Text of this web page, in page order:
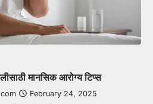
मानसिक आरोग्य टिप्स
February 24, 2025